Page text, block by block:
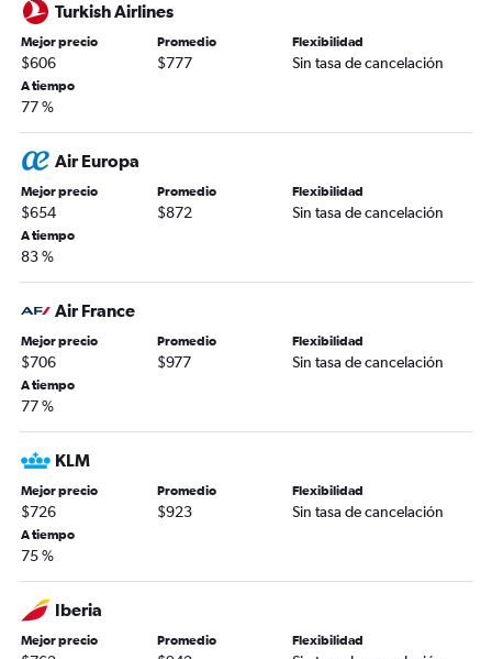
Turkish Airlines
Mejor precio
$606
Promedio
$777
Flexibilidad
Sin tasa de cancelación
A tiempo
77 %
Air Europa
Mejor precio
$654
Promedio
$872
Flexibilidad
Sin tasa de cancelación
A tiempo
83 %
Air France
Mejor precio
$706
Promedio
$977
Flexibilidad
Sin tasa de cancelación
A tiempo
77 %
KLM
Mejor precio
$726
Promedio
$923
Flexibilidad
Sin tasa de cancelación
A tiempo
75 %
Iberia
Mejor precio Promedio Flexibilidad